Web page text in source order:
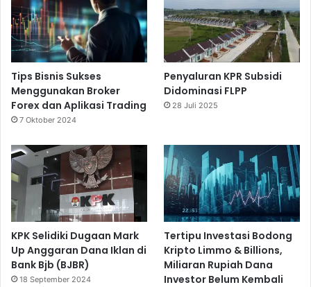
Tips Bisnis Sukses
Menggunakan Broker
Forex dan Aplikasi Trading
7 Oktober 2024
Penyaluran KPR Subsidi
Didominasi FLPP
28 Juli 2025
KPK Selidiki Dugaan Mark
Up Anggaran Dana Iklan di
Bank Bjb (BJBR)
18 September 2024
Tertipu Investasi Bodong
Kripto Limmo & Billions,
Miliaran Rupiah Dana
Investor Belum Kembali